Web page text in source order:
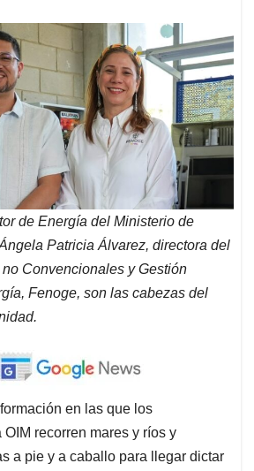
de Energía del Ministerio de
Patricia Álvarez, directora del
Convencionales y Gestión
Fenoge, son las cabezas del
en las que los
recorren mares y ríos y
a pie y a caballo para llegar dictar